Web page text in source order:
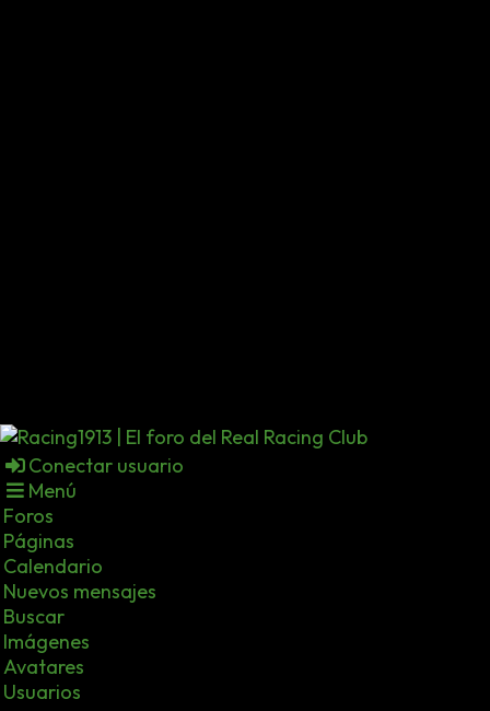
Conectar usuario
Menú
Foros
Páginas
Calendario
Nuevos mensajes
Buscar
Imágenes
Avatares
Usuarios